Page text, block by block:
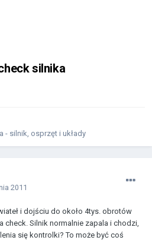
silnika
- silnik, osprzęt i układy
2011
i dojściu do około 4tys. obrotów
check. Silnik normalnie zapala i chodzi,
się kontrolki? To może być coś